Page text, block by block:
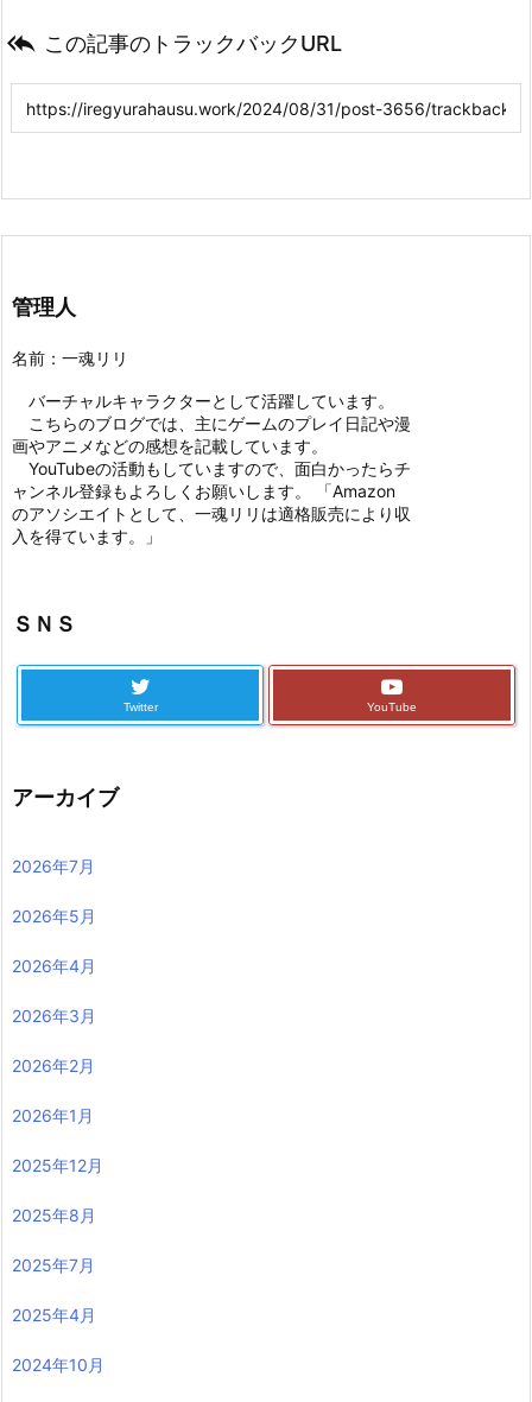
 この記事のトラックバックURL
管理人
名前：一魂リリ
バーチャルキャラクターとして活躍しています。
こちらのブログでは、主にゲームのプレイ日記や漫
画やアニメなどの感想を記載しています。
YouTubeの活動もしていますので、面白かったらチ
ャンネル登録もよろしくお願いします。 「Amazon
のアソシエイトとして、一魂リリは適格販売により収
入を得ています。」
ＳＮＳ
Twitter YouTube
アーカイブ
2026年7月
2026年5月
2026年4月
2026年3月
2026年2月
2026年1月
2025年12月
2025年8月
2025年7月
2025年4月
2024年10月